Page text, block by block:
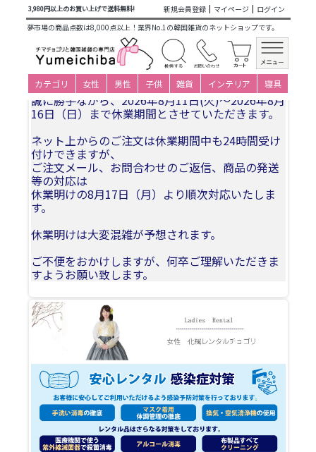
3,980円以上のお買い上げで送料無料! 新規会員登録 マイページ
ログイン
夢市場の商品点数は8,000点以上！業界No.1の韓国雑貨のネットショップです。
カテゴリ 女性 男性 子供 雑貨 インテリア 寝具
商品カテゴリ一覧>仕立て済み衣装(大人用レンタル)> o-
s235c320-チマチョゴリレンタル韓服化繊-バスト83～93cm_身
長+靴高さ162～168cm
夏季休業についてお知らせ
誠に勝手ながら、2026年8月11日(火)〜2026年8月
16日（日）まで休業期間とさせていただきます。
ネット上からのご注文は休業期間中も24時間受け
付けできますが、
ご注文メール、お問合わせのご返信、商品の発送
等の対応は
休業明けの8月17日（月）より順次対応いたしま
す。
休業明けは大変混雑が予想されます。
ご不便をおかけしますが、何卒ご理解いただきま
すようお願い致します。